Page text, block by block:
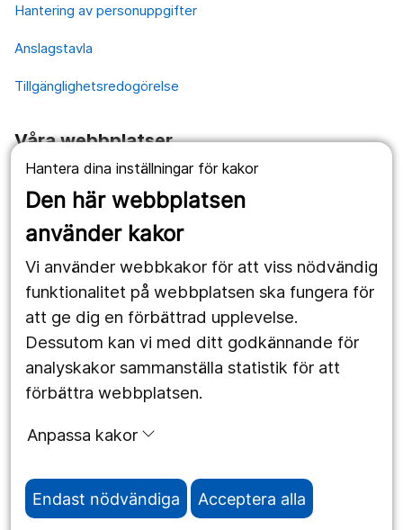
Hantera dina inställningar för kakor
Den här webbplatsen
använder kakor
Vi använder webbkakor för att viss nödvändig
funktionalitet på webbplatsen ska fungera för
att ge dig en förbättrad upplevelse.
Dessutom kan vi med ditt godkännande för
analyskakor sammanställa statistik för att
förbättra webbplatsen.
Anpassa kakor
Endast nödvändiga Acceptera alla
Hantering av personuppgifter
Anslagstavla
Tillgänglighetsredogörelse
Våra webbplatser
1177.se
Länstrafiken
Utveckling
Följ oss
Facebook